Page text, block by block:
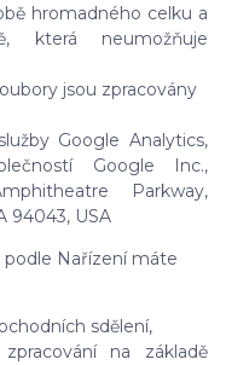
hromadného celku a
která neumožňuje
jsou zpracovány
Google Analytics,
Google Inc.,
Parkway,
94043, USA
podle Nařízení máte
sdělení,
na základě